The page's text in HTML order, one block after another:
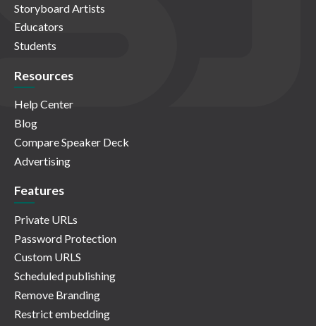
Storyboard Artists
Educators
Students
Resources
Help Center
Blog
Compare Speaker Deck
Advertising
Features
Private URLs
Password Protection
Custom URLS
Scheduled publishing
Remove Branding
Restrict embedding